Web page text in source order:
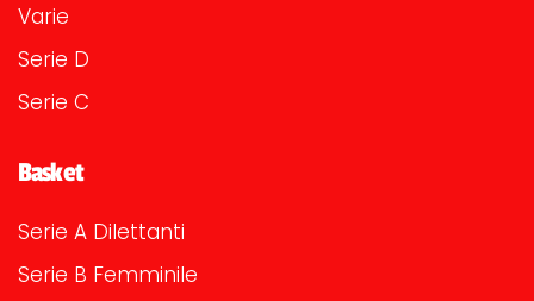
Varie
Serie D
Serie C
Basket
Serie A Dilettanti
Serie B Femminile